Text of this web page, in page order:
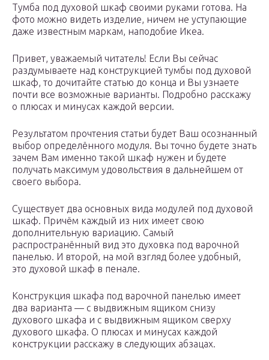
Тумба под духовой шкаф своими руками готова. На
фото можно видеть изделие, ничем не уступающие
даже известным маркам, наподобие Икеа.
Привет, уважаемый читатель! Если Вы сейчас
раздумываете над конструкцией тумбы под духовой
шкаф, то дочитайте статью до конца и Вы узнаете
почти все возможные варианты. Подробно расскажу
о плюсах и минусах каждой версии.
Результатом прочтения статьи будет Ваш осознанный
выбор определённого модуля. Вы точно будете знать
зачем Вам именно такой шкаф нужен и будете
получать максимум удовольствия в дальнейшем от
своего выбора.
Существует два основных вида модулей под духовой
шкаф. Причём каждый из них имеет свою
дополнительную вариацию. Самый
распространённый вид это духовка под варочной
панелью. И второй, на мой взгляд более удобный,
это духовой шкаф в пенале.
Конструкция шкафа под варочной панелью имеет
два варианта — с выдвижным ящиком снизу
духового шкафа и с выдвижным ящиком сверху
духового шкафа. О плюсах и минусах каждой
конструкции расскажу в следующих абзацах.